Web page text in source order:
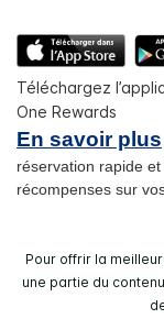
Téléchargez
One Rewards
En savoir plus
réservation rapide et
récompenses sur
Pour offrir la
une partie du